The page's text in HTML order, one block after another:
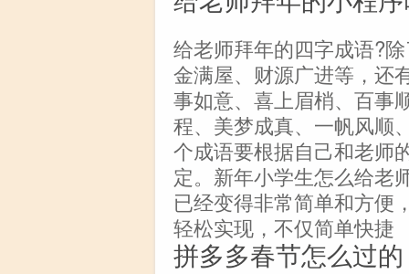
给老师拜年的四字成语?
金满屋、财源广进等，还
事如意、喜上眉梢、百事
程、美梦成真、一帆风顺
个成语要根据自己和老师
定。新年小学生怎么给老
已经变得非常简单和方便
轻松实现，不仅简单快捷
拼多多春节怎么过的